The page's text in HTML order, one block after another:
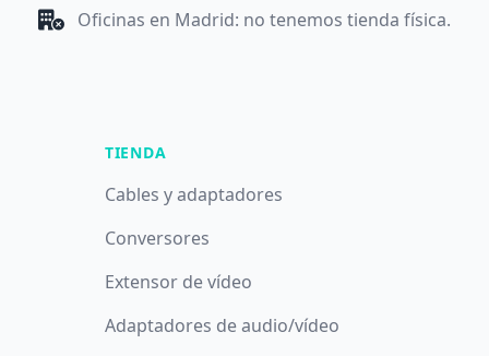
Oficinas en Madrid: no tenemos tienda física.
TIENDA
Cables y adaptadores
Conversores
Extensor de vídeo
Adaptadores de audio/vídeo